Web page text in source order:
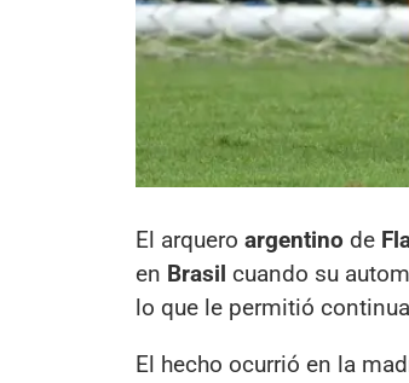
El arquero argentino de
en Brasil cuando su
lo que le permitió
El hecho ocurrió en la